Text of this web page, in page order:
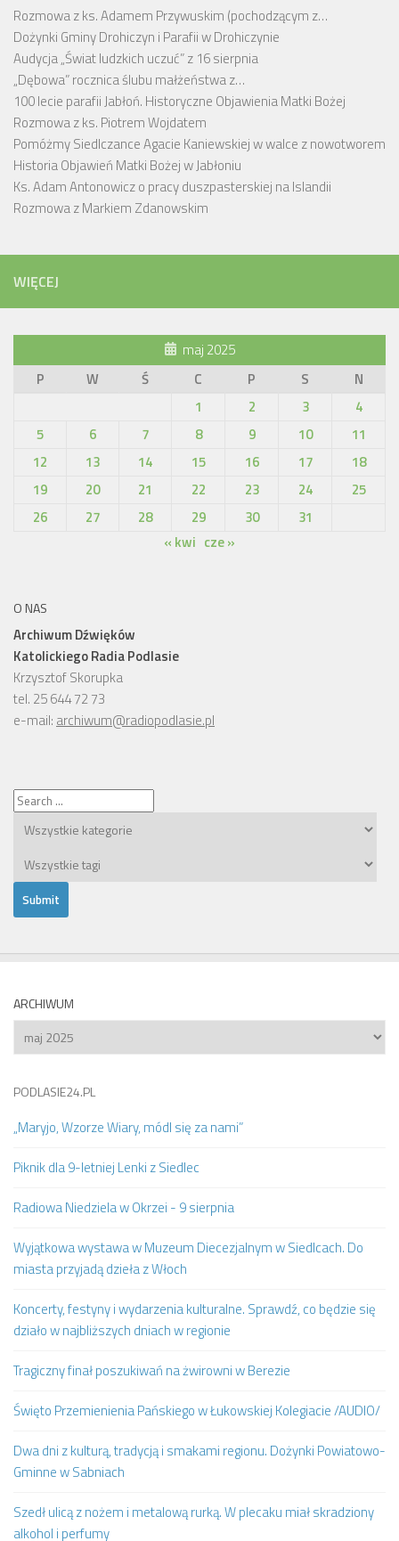
Rozmowa z ks. Adamem Przywuskim (pochodzącym z…
Dożynki Gminy Drohiczyn i Parafii w Drohiczynie
Audycja „Świat ludzkich uczuć” z 16 sierpnia
„Dębowa” rocznica ślubu małżeństwa z…
100 lecie parafii Jabłoń. Historyczne Objawienia Matki Bożej
Rozmowa z ks. Piotrem Wojdatem
Pomóżmy Siedlczance Agacie Kaniewskiej w walce z nowotworem
Historia Objawień Matki Bożej w Jabłoniu
Ks. Adam Antonowicz o pracy duszpasterskiej na Islandii
Rozmowa z Markiem Zdanowskim
WIĘCEJ
maj 2025
P
W Ś C P S
N
1
2 3
4
5
6 7 8 9 10
11
12
13 14 15 16 17
18
19
20 21 22 23 24
25
26
27 28 29 30
31
« kwi cze »
O NAS
Archiwum Dźwięków
Katolickiego Radia Podlasie
Krzysztof Skorupka
tel. 25 644 72 73
e-mail: archiwum@radiopodlasie.pl
ARCHIWUM
Archiwum
PODLASIE24.PL
„Maryjo, Wzorze Wiary, módl się za nami”
Piknik dla 9-letniej Lenki z Siedlec
Radiowa Niedziela w Okrzei - 9 sierpnia
Wyjątkowa wystawa w Muzeum Diecezjalnym w Siedlcach. Do
miasta przyjadą dzieła z Włoch
Koncerty, festyny i wydarzenia kulturalne. Sprawdź, co będzie się
działo w najbliższych dniach w regionie
Tragiczny finał poszukiwań na żwirowni w Berezie
Święto Przemienienia Pańskiego w Łukowskiej Kolegiacie /AUDIO/
Dwa dni z kulturą, tradycją i smakami regionu. Dożynki Powiatowo-
Gminne w Sabniach
Szedł ulicą z nożem i metalową rurką. W plecaku miał skradziony
alkohol i perfumy